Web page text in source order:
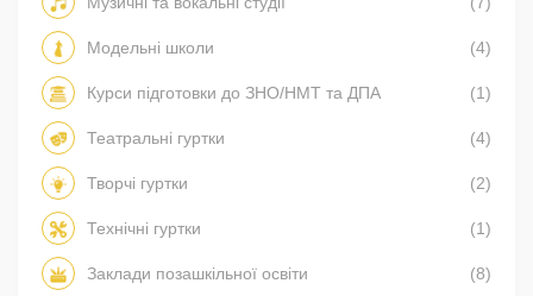
Модельні школи (4)
Курси підготовки до ЗНО/НМТ та ДПА (1)
Театральні гуртки (4)
Творчі гуртки (2)
Технічні гуртки (1)
Заклади позашкільної освіти (8)